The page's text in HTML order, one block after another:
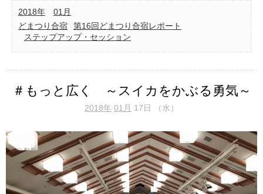
2018年
01月
どまつり合宿
第16回どまつり合宿レポート
ステップアップ・セッション
＃もっと広く ～スイカをかぶる勇気～
2018年 01月 17日 （水）